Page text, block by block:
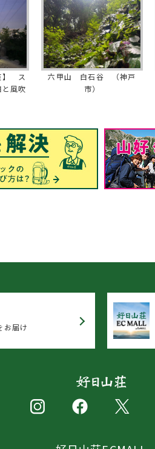
】 ス
風吹
六甲山 白石谷 （神戸
市）
お届け